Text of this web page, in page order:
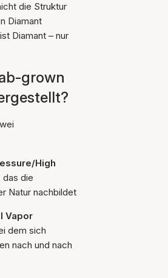
die Struktur
Diamant
Diamant – nur
grown
High
das die
Natur nachbildet
Vapor
dem sich
nach und nach